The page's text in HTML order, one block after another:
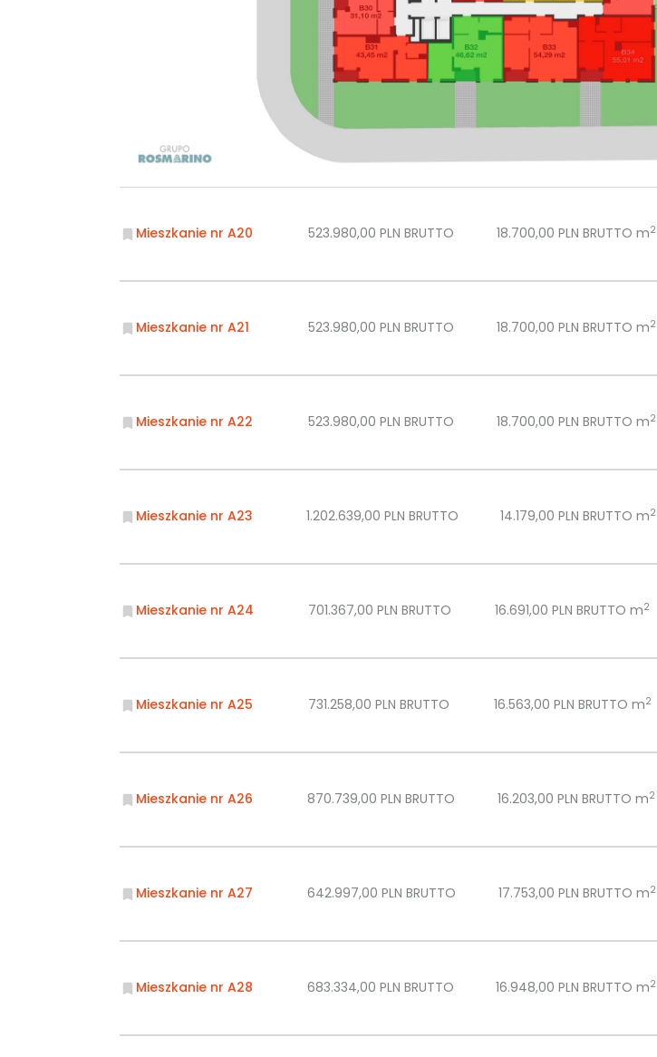
Mieszkanie nr A20 523.980,00 PLN BRUTTO 18.700,00 PLN BRUTTO m2
Mieszkanie nr A21 523.980,00 PLN BRUTTO 18.700,00 PLN BRUTTO m2
Mieszkanie nr A22 523.980,00 PLN BRUTTO 18.700,00 PLN BRUTTO m2
Mieszkanie nr A23 1.202.639,00 PLN BRUTTO 14.179,00 PLN BRUTTO m2
Mieszkanie nr A24 701.367,00 PLN BRUTTO 16.691,00 PLN BRUTTO m2
Mieszkanie nr A25 731.258,00 PLN BRUTTO 16.563,00 PLN BRUTTO m2
Mieszkanie nr A26 870.739,00 PLN BRUTTO 16.203,00 PLN BRUTTO m2
Mieszkanie nr A27 642.997,00 PLN BRUTTO 17.753,00 PLN BRUTTO m2
Mieszkanie nr A28 683.334,00 PLN BRUTTO 16.948,00 PLN BRUTTO m2